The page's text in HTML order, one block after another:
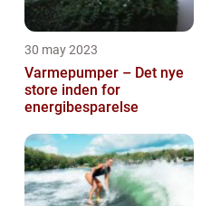
30 may 2023
Varmepumper – Det nye
store inden for
energibesparelse